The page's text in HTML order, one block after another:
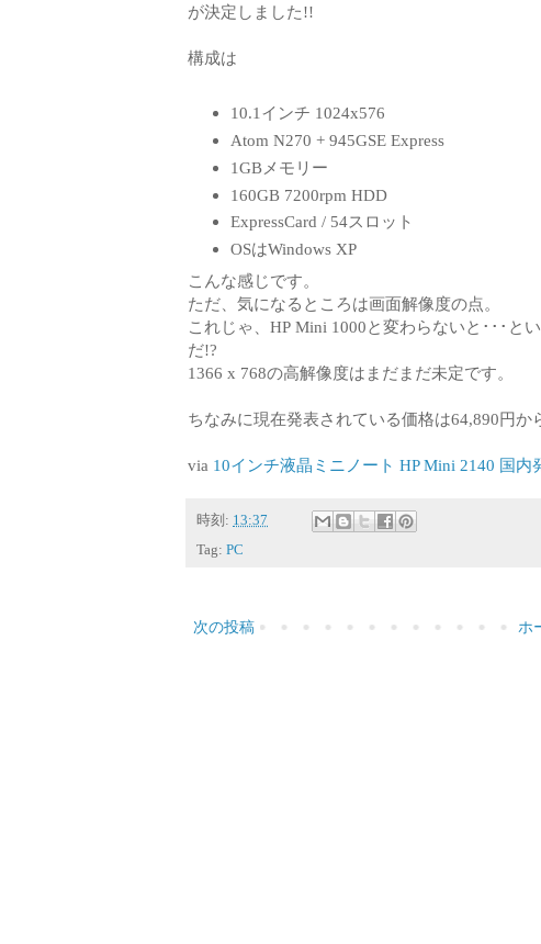
が決定しました!!
構成は
10.1インチ 1024x576
Atom N270 + 945GSE Express
1GBメモリー
160GB 7200rpm HDD
ExpressCard / 54スロット
OSはWindows XP
こんな感じです。
ただ、気になるところは画面解像度の点。
これじゃ、HP Mini 1000と変わらないと･･･と
だ!?
1366 x 768の高解像度はまだまだ未定です。
ちなみに現在発表されている価格は64,890円か
via 10インチ液晶ミニノート HP Mini 2140 国内
時刻: 13:37
Tag: PC
次の投稿 ホ